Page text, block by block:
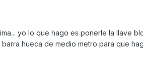
yo lo que hago es ponerle la llave
hueca de medio metro para que